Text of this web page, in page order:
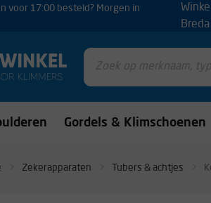
voor 17:00 besteld? Morgen in
Breda
Gordels & Klimschoenen
Zekerapparaten Tubers & achtjes